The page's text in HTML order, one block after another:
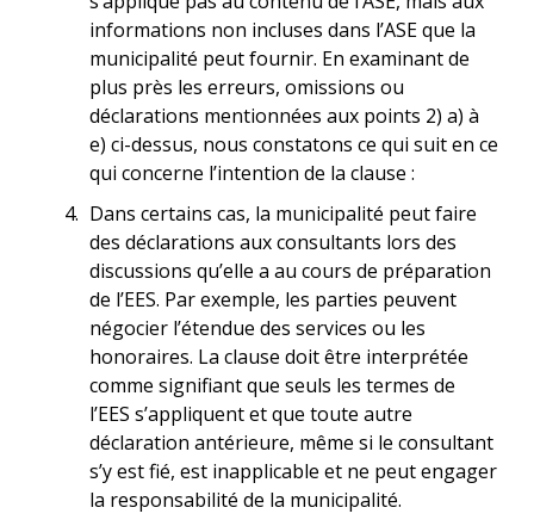
informations non incluses dans l’ASE que la
municipalité peut fournir. En examinant de
plus près les erreurs, omissions ou
déclarations mentionnées aux points 2) a) à
e) ci-dessus, nous constatons ce qui suit en ce
qui concerne l’intention de la clause :
Dans certains cas, la municipalité peut faire
des déclarations aux consultants lors des
discussions qu’elle a au cours de préparation
de l’EES. Par exemple, les parties peuvent
négocier l’étendue des services ou les
honoraires. La clause doit être interprétée
comme signifiant que seuls les termes de
l’EES s’appliquent et que toute autre
déclaration antérieure, même si le consultant
s’y est fié, est inapplicable et ne peut engager
la responsabilité de la municipalité.